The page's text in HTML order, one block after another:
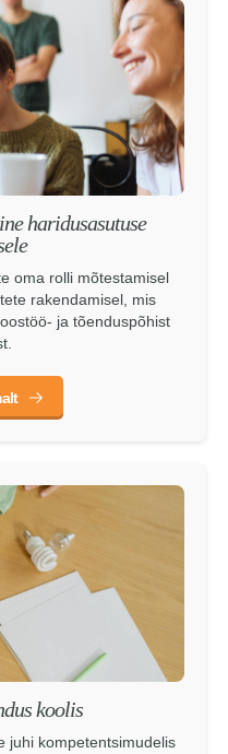
haridusasutuse
oma rolli mõtestamisel
rakendamisel, mis
ja tõenduspõhist
koolis
juhi kompetentsimudelis